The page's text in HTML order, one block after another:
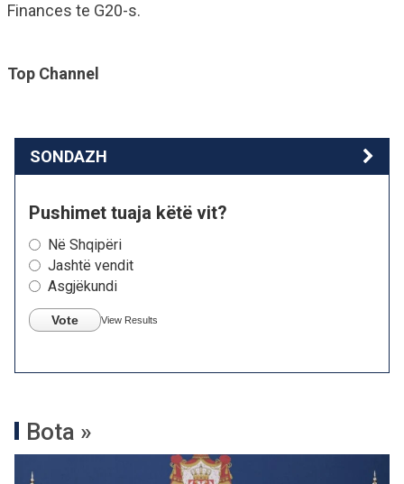
Finances te G20-s.
Top Channel
SONDAZH
Pushimet tuaja këtë vit?
Në Shqipëri
Jashtë vendit
Asgjëkundi
Vote View Results
Bota »